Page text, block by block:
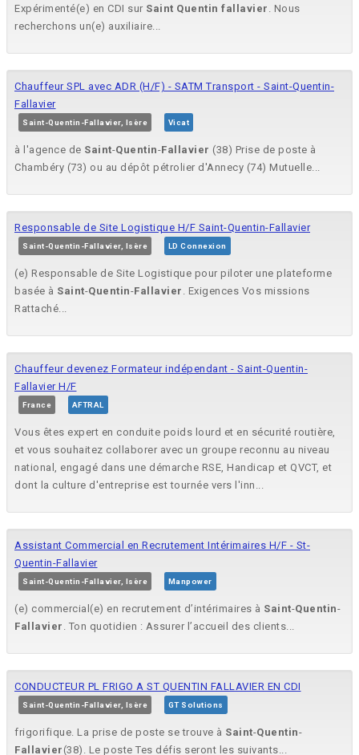
Expérimenté(e) en CDI sur Saint Quentin fallavier . Nous
recherchons un(e) auxiliaire...
Chauffeur SPL avec ADR (H/F) - SATM Transport - Saint-Quentin-
Fallavier
Saint-Quentin-Fallavier, Isère Vicat
à l'agence de Saint-Quentin-Fallavier (38) Prise de poste à
Chambéry (73) ou au dépôt pétrolier d'Annecy (74) Mutuelle...
Responsable de Site Logistique H/F Saint-Quentin-Fallavier
Saint-Quentin-Fallavier, Isère LD Connexion
(e) Responsable de Site Logistique pour piloter une plateforme
basée à Saint-Quentin-Fallavier . Exigences Vos missions
Rattaché...
Chauffeur devenez Formateur indépendant - Saint-Quentin-
Fallavier H/F
France AFTRAL
Vous êtes expert en conduite poids lourd et en sécurité routière,
et vous souhaitez collaborer avec un groupe reconnu au niveau
national, engagé dans une démarche RSE, Handicap et QVCT, et
dont la culture d'entreprise est tournée vers l'inn...
Assistant Commercial en Recrutement Intérimaires H/F - St-
Quentin-Fallavier
Saint-Quentin-Fallavier, Isère Manpower
(e) commercial(e) en recrutement d’intérimaires à Saint-Quentin-
Fallavier . Ton quotidien : Assurer l’accueil des clients...
CONDUCTEUR PL FRIGO A ST QUENTIN FALLAVIER EN CDI
Saint-Quentin-Fallavier, Isère GT Solutions
frigorifique. La prise de poste se trouve à Saint-Quentin-
Fallavier (38). Le poste Tes défis seront les suivants...